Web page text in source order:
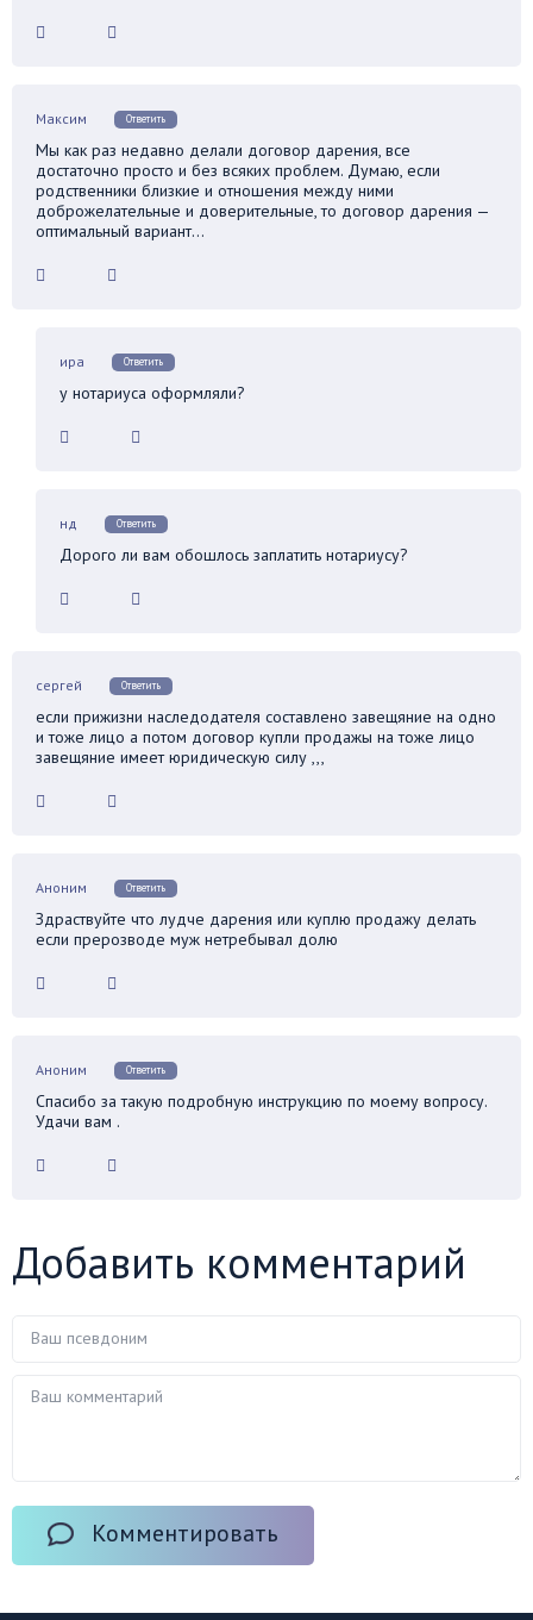
Максим Ответить
Мы как раз недавно делали договор дарения, все
достаточно просто и без всяких проблем. Думаю, если
родственники близкие и отношения между ними
доброжелательные и доверительные, то договор дарения —
оптимальный вариант…
ира Ответить
у нотариуса оформляли?
нд Ответить
Дорого ли вам обошлось заплатить нотариусу?
сергей Ответить
если прижизни наследодателя составлено завещяние на одно
и тоже лицо а потом договор купли продажы на тоже лицо
завещяние имеет юридическую силу ,,,
Аноним Ответить
Здраствуйте что лудче дарения или куплю продажу делать
если прерозводе муж нетребывал долю
Аноним Ответить
Спасибо за такую подробную инструкцию по моему вопросу.
Удачи вам .
Добавить комментарий
Комментировать